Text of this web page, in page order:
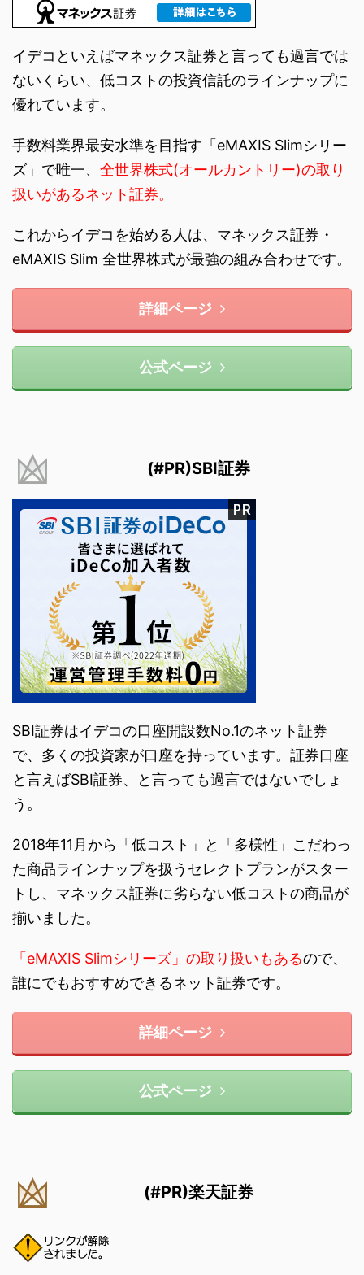
イデコといえばマネックス証券と言っても過言では
ないくらい、低コストの投資信託のラインナップに
優れています。
手数料業界最安水準を目指す「eMAXIS Slimシリー
ズ」で唯一、 全世界株式(オールカントリー)の取り
扱いがあるネット証券。
これからイデコを始める人は、マネックス証券・
eMAXIS Slim 全世界株式が最強の組み合わせです。
詳細ページ
公式ページ
(#PR)SBI証券
SBI証券はイデコの口座開設数No.1のネット証券
で、多くの投資家が口座を持っています。証券口座
と言えばSBI証券、と言っても過言ではないでしょ
う。
2018年11月から「低コスト」と「多様性」こだわっ
た商品ラインナップを扱うセレクトプランがスター
トし、マネックス証券に劣らない低コストの商品が
揃いました。
「eMAXIS Slimシリーズ」の取り扱いもあるので、
誰にでもおすすめできるネット証券です。
詳細ページ
公式ページ
(#PR)楽天証券